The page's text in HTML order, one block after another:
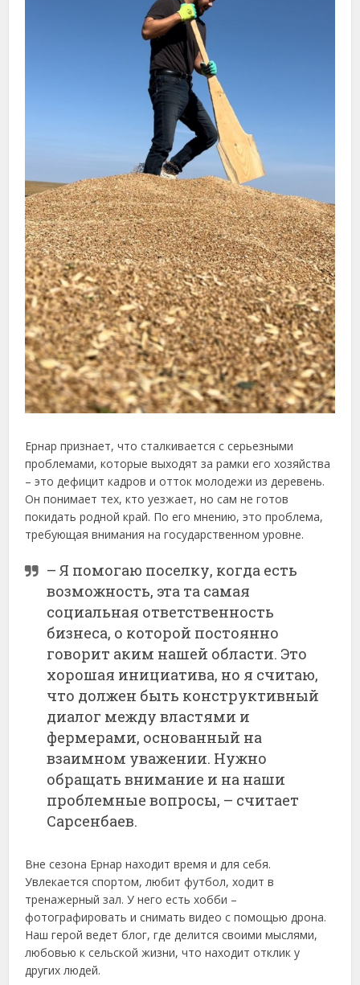
Ернар признает, что сталкивается с серьезными
проблемами, которые выходят за рамки его хозяйства
– это дефицит кадров и отток молодежи из деревень.
Он понимает тех, кто уезжает, но сам не готов
покидать родной край. По его мнению, это проблема,
требующая внимания на государственном уровне.
– Я помогаю поселку, когда есть
возможность, эта та самая
социальная ответственность
бизнеса, о которой постоянно
говорит аким нашей области. Это
хорошая инициатива, но я считаю,
что должен быть конструктивный
диалог между властями и
фермерами, основанный на
взаимном уважении. Нужно
обращать внимание и на наши
проблемные вопросы, – считает
Сарсенбаев.
Вне сезона Ернар находит время и для себя.
Увлекается спортом, любит футбол, ходит в
тренажерный зал. У него есть хобби –
фотографировать и снимать видео с помощью дрона.
Наш герой ведет блог, где делится своими мыслями,
любовью к сельской жизни, что находит отклик у
других людей.